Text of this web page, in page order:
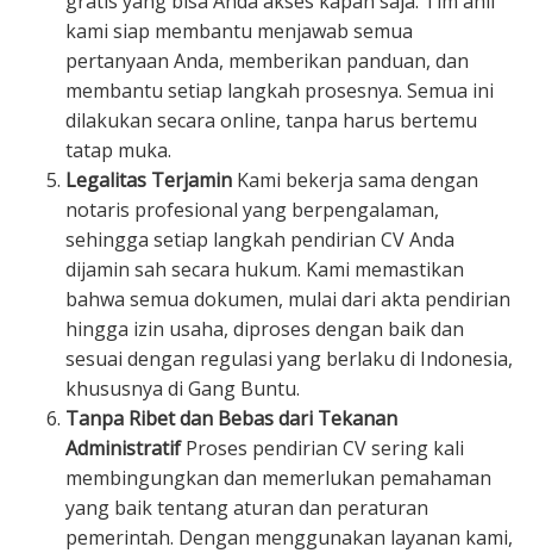
kami siap membantu menjawab semua
pertanyaan Anda, memberikan panduan, dan
membantu setiap langkah prosesnya. Semua ini
dilakukan secara online, tanpa harus bertemu
tatap muka.
Legalitas Terjamin Kami bekerja sama dengan
notaris profesional yang berpengalaman,
sehingga setiap langkah pendirian CV Anda
dijamin sah secara hukum. Kami memastikan
bahwa semua dokumen, mulai dari akta pendirian
hingga izin usaha, diproses dengan baik dan
sesuai dengan regulasi yang berlaku di Indonesia,
khususnya di Gang Buntu.
Tanpa Ribet dan Bebas dari Tekanan
AdministratifProses pendirian CV sering kali
membingungkan dan memerlukan pemahaman
yang baik tentang aturan dan peraturan
pemerintah. Dengan menggunakan layanan kami,